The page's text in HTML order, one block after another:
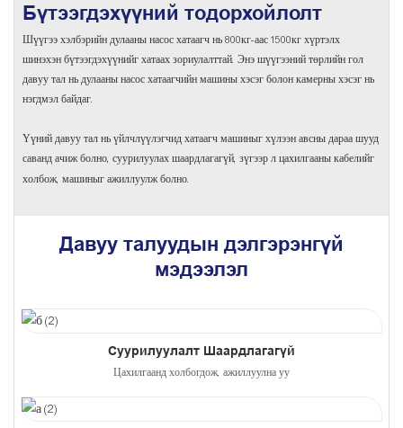
Бүтээгдэхүүний тодорхойлолт
Шүүгээ хэлбэрийн дулааны насос хатаагч нь 800кг-аас 1500кг хүртэлх
шинэхэн бүтээгдэхүүнийг хатаах зориулалттай. Энэ шүүгээний төрлийн гол
давуу тал нь дулааны насос хатаагчийн машины хэсэг болон камерны хэсэг нь
нэгдмэл байдаг.
Үүний давуу тал нь үйлчлүүлэгчид хатаагч машиныг хүлээн авсны дараа шууд
саванд ачиж болно, суурилуулах шаардлагагүй, зүгээр л цахилгааны кабелийг
холбож, машиныг ажиллуулж болно.
Давуу талуудын дэлгэрэнгүй
мэдээлэл
Суурилуулалт Шаардлагагүй
Цахилгаанд холбогдож, ажиллуулна уу